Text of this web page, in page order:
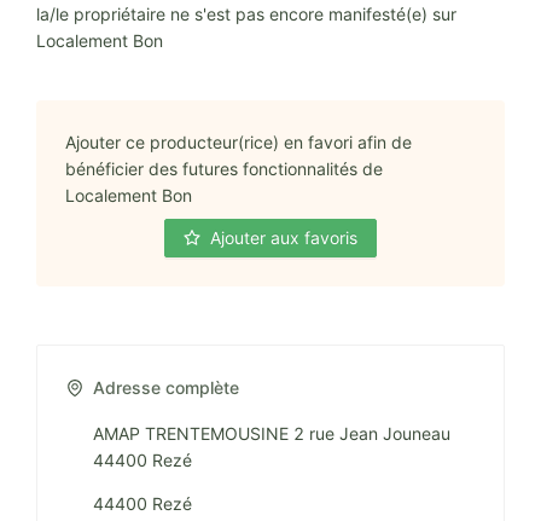
la/le propriétaire ne s'est pas encore manifesté(e) sur
Localement Bon
Ajouter ce producteur(rice) en favori afin de
bénéficier des futures fonctionnalités de
Localement Bon
Ajouter aux favoris
Adresse complète
AMAP TRENTEMOUSINE 2 rue Jean Jouneau
44400 Rezé
44400 Rezé